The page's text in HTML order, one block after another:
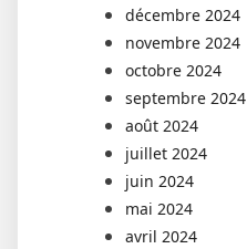
décembre 2024
novembre 2024
octobre 2024
septembre 2024
août 2024
juillet 2024
juin 2024
mai 2024
avril 2024